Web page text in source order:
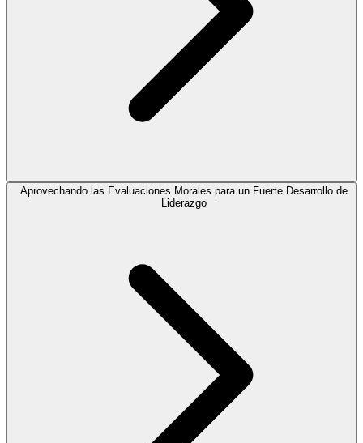
Aprovechando las Evaluaciones Morales para un Fuerte Desarrollo de
Liderazgo